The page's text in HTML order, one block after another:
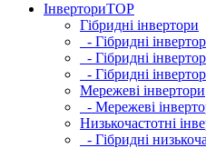
ІнверториTOP
Гібридні інвертори
- Гібридні
- Гібридні
- Гібридні
Мережеві інвертори
- Мережеві
Низькочастотні
- Гібридні